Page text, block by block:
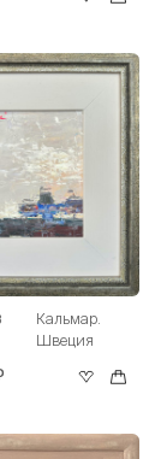
Кальмар.
Швеция